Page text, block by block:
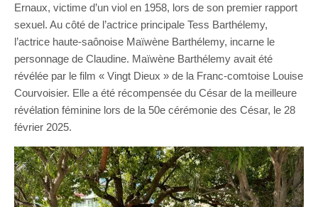
Ernaux, victime d’un viol en 1958, lors de son premier rapport
sexuel. Au côté de l’actrice principale Tess Barthélemy,
l’actrice haute-saônoise Maïwène Barthélemy, incarne le
personnage de Claudine. Maïwène Barthélemy avait été
révélée par le film « Vingt Dieux » de la Franc-comtoise Louise
Courvoisier. Elle a été récompensée du César de la meilleure
révélation féminine lors de la 50e cérémonie des César, le 28
février 2025.